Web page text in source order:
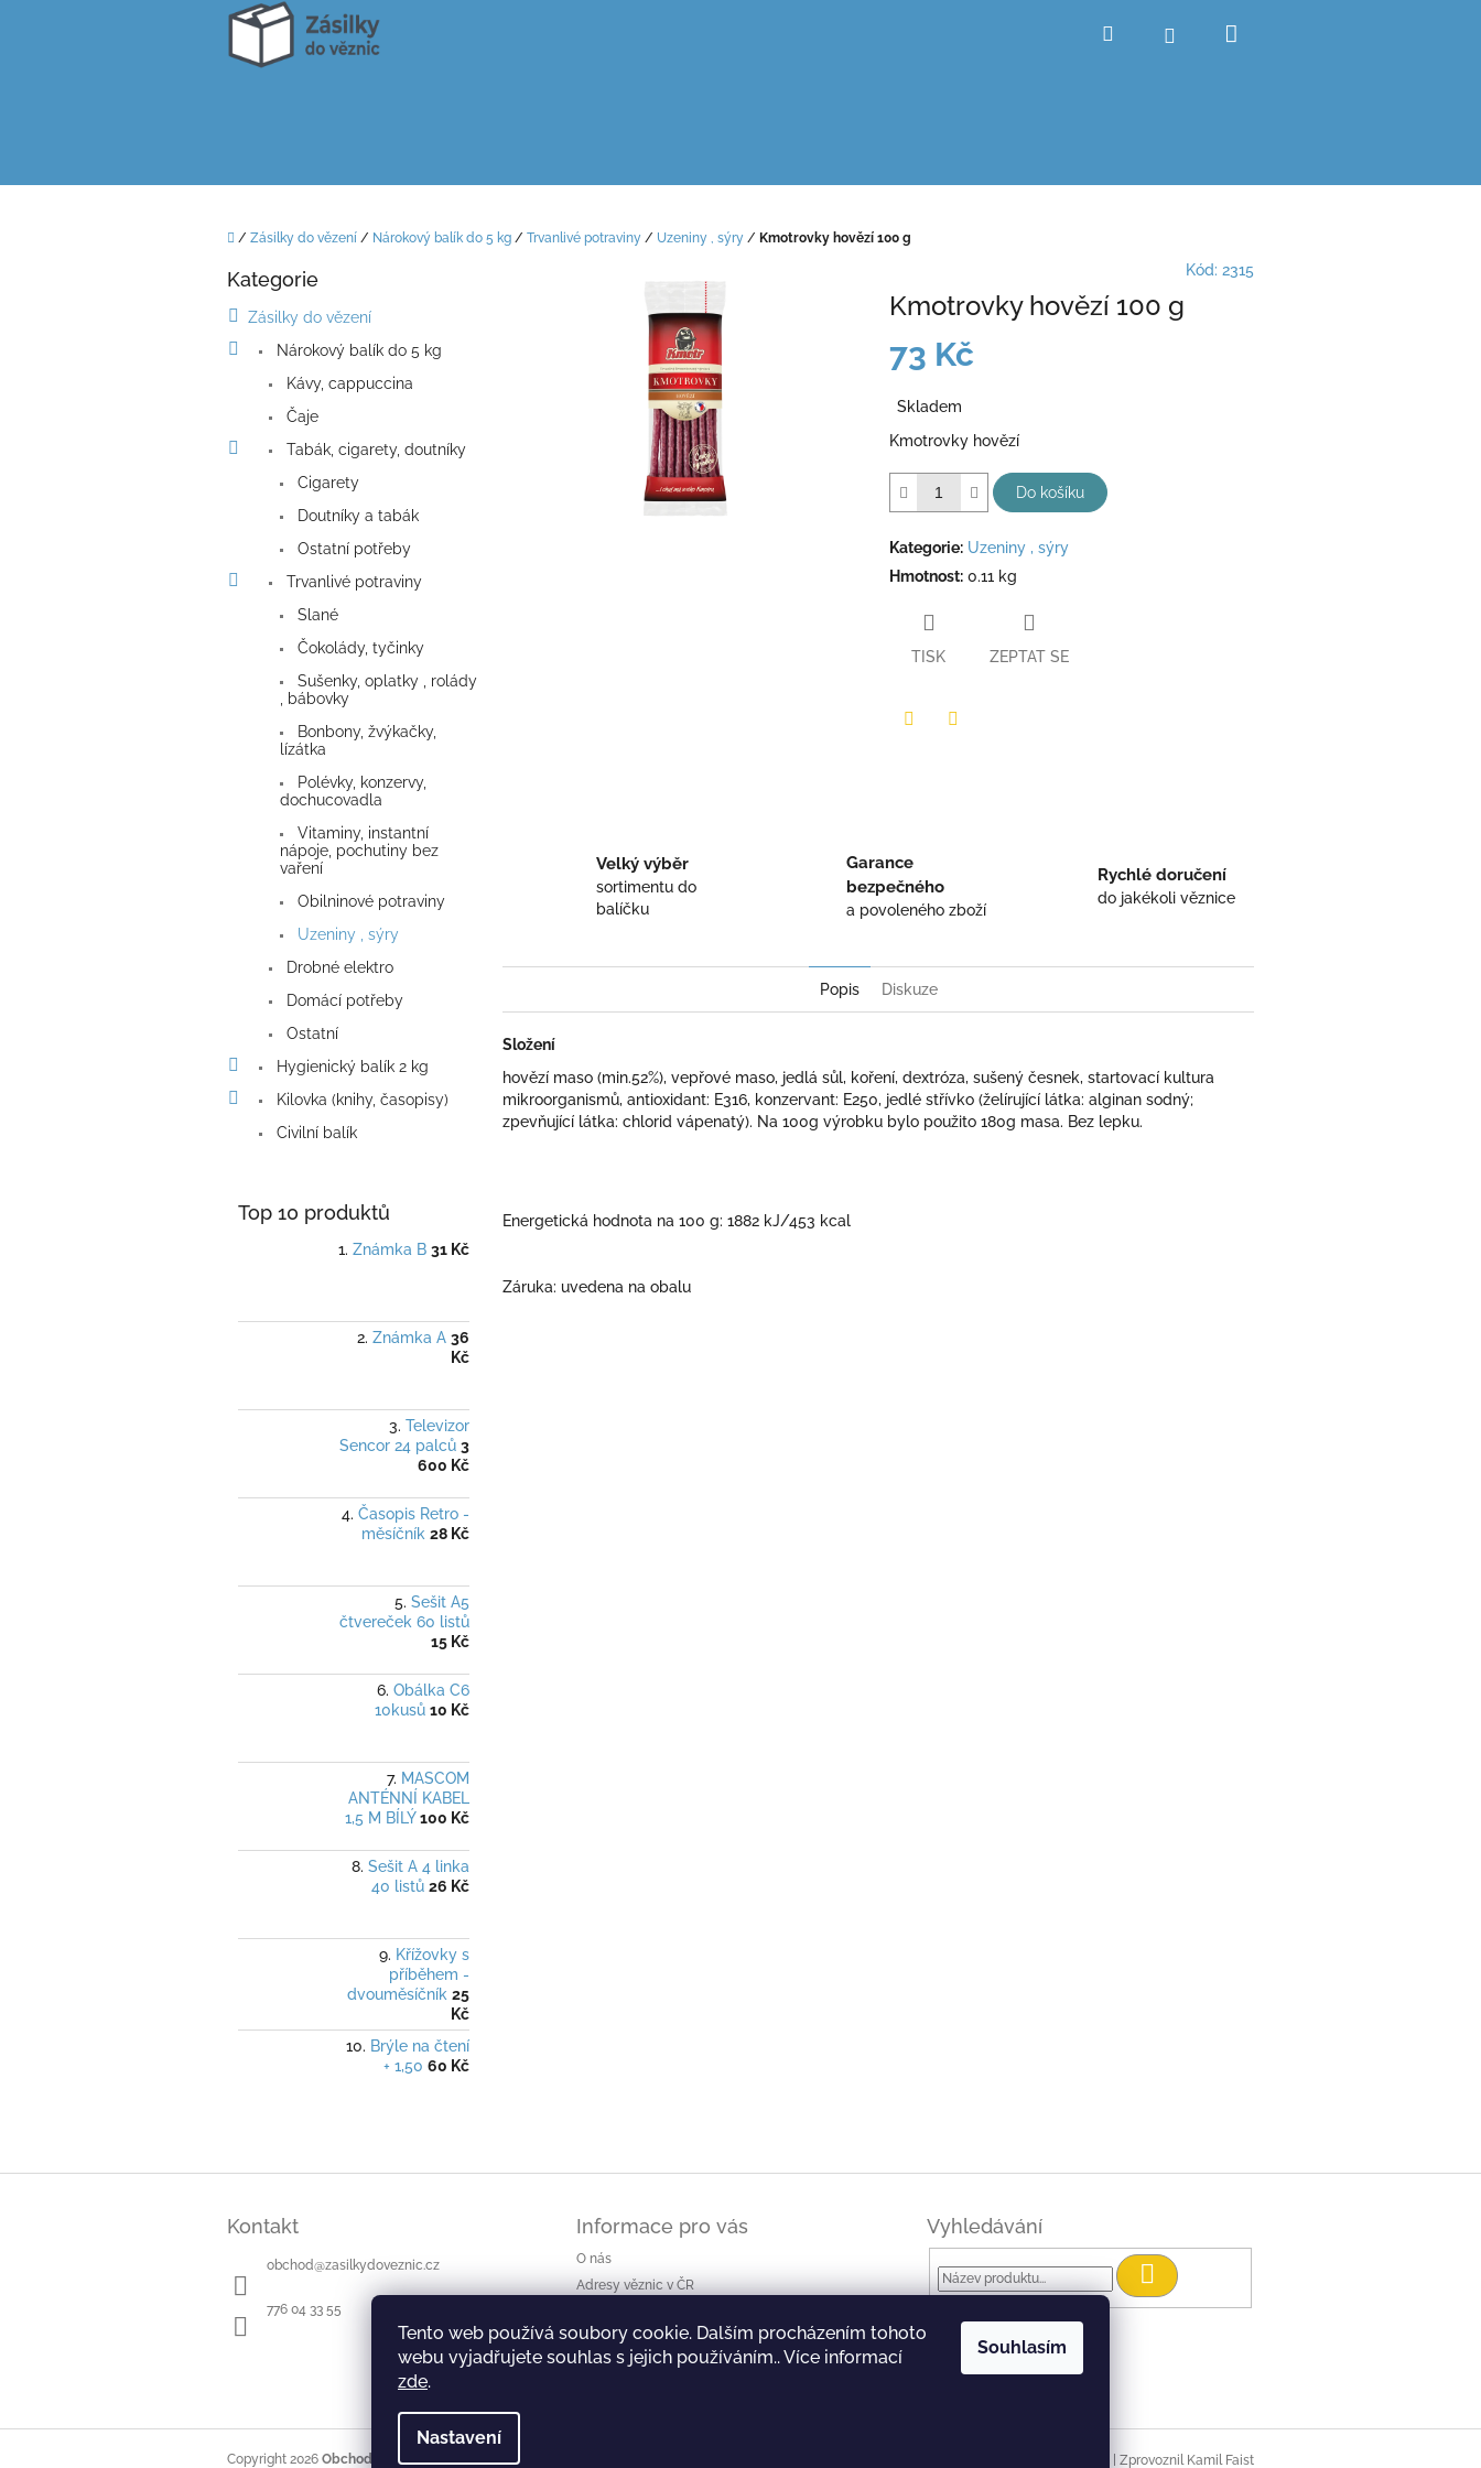
Tento web používá soubory cookie. Dalším procházením tohoto
webu vyjadřujete souhlas s jejich používáním.. Více informací
zde.
Nastavení
Souhlasím
Hledat Přihlášení
Domů
/ Zásilky do vězení / Nárokový balík do 5 kg / Trvanlivé potraviny / Uzeniny , sýry / Kmotrovky hovězí 100 g
Přeskočit
Kategorie
Zásilky do vězení
Nárokový balík do 5 kg
Kávy, cappuccina
Čaje
Tabák, cigarety, doutníky
Cigarety
Doutníky a tabák
Ostatní potřeby
Trvanlivé potraviny
Slané
Čokolády, tyčinky
Sušenky, oplatky , rolády
, bábovky
Bonbony, žvýkačky,
lízátka
Polévky, konzervy,
dochucovadla
Vitaminy, instantní
nápoje, pochutiny bez
vaření
Obilninové potraviny
Uzeniny , sýry
Drobné elektro
Domácí potřeby
Ostatní
Hygienický balík 2 kg
Kilovka (knihy, časopisy)
Civilní balík
Top 10 produktů
Známka B 31 Kč
Známka A 36
Kč
Televizor
Sencor 24 palců 3
600 Kč
Časopis Retro -
měsíčník 28 Kč
Sešit A5
čtvereček 60 listů
15 Kč
Obálka C6
10kusů 10 Kč
MASCOM
ANTÉNNÍ KABEL
1,5 M BÍLÝ 100 Kč
Sešit A 4 linka
40 listů 26 Kč
Křížovky s
příběhem -
dvouměsíčník 25
Kč
Brýle na čtení
+ 1,50 60 Kč
Kód: 2315
Kmotrovky hovězí 100 g
73 Kč
cena:
Skladem
Kmotrovky hovězí
Do košíku
Kategorie: Uzeniny , sýry
Hmotnost: 0.11 kg
TISK ZEPTAT SE
Velký výběr
sortimentu do
balíčku
Garance
bezpečného
a povoleného zboží
Rychlé doručení
do jakékoli věznice
Popis Diskuze
Složení
hovězí maso (min.52%), vepřové maso, jedlá sůl, koření, dextróza, sušený česnek, startovací kultura
mikroorganismů, antioxidant: E316, konzervant: E250, jedlé střívko (želírující látka: alginan sodný;
zpevňující látka: chlorid vápenatý). Na 100g výrobku bylo použito 180g masa. Bez lepku.
Energetická hodnota na 100 g: 1882 kJ/453 kcal
Záruka: uvedena na obalu
Kontakt
obchod@zasilkydoveznic.cz
776 04 33 55
Informace pro vás
O nás
Adresy věznic v ČR
Ke stažení
Obchodní podmínky
Vyhledávání
Hledat
Zprovoznil Kamil Faist
Copyright 2026 Obchod Zásilky do věznic. Všechna práva vyhrazena.